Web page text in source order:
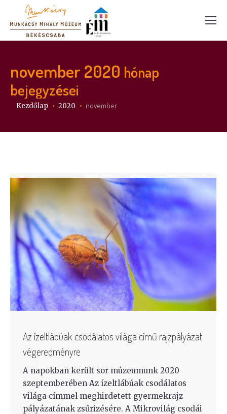
november 2020 hónap
bejegyzései
Itt vagy:
Kezdőlap 2020 november
Az ízeltlábúak csodálatos világa című rajzpályázat
végeredményre
A napokban került sor múzeumunk 2020
szeptemberében Az ízeltlábúak csodálatos
világa címmel meghirdetett gyermekrajz
pályázatának zsűrizésére. A Mikrovilág csodái